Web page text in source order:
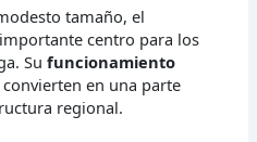
tamaño, el
centro para los
Sufuncionamiento
en una parte
regional.